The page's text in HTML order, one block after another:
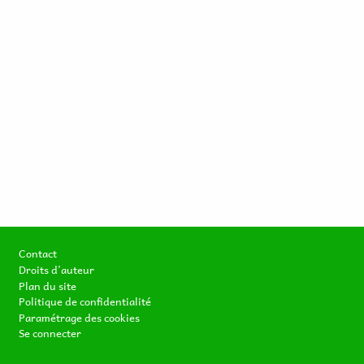
Contact
Droits d'auteur
Plan du site
Politique de confidentialité
Paramétrage des cookies
Se connecter